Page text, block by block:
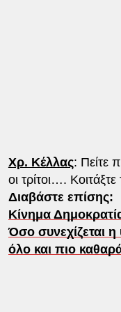
Χρ. Κέλλας: Πείτε
οι τρίτοι….
Διαβάστε επίσης:
Κίνημα
Όσο συνεχίζεται
όλο και πιο